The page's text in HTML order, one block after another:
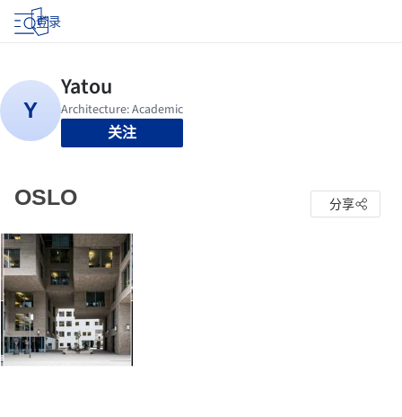
登录
关注
OSLO 分享